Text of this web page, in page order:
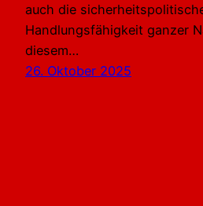
auch die
Handlungsfähigkeit ganzer
diesem…
26. Oktober 2025